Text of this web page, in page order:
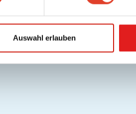
Auswahl erlauben